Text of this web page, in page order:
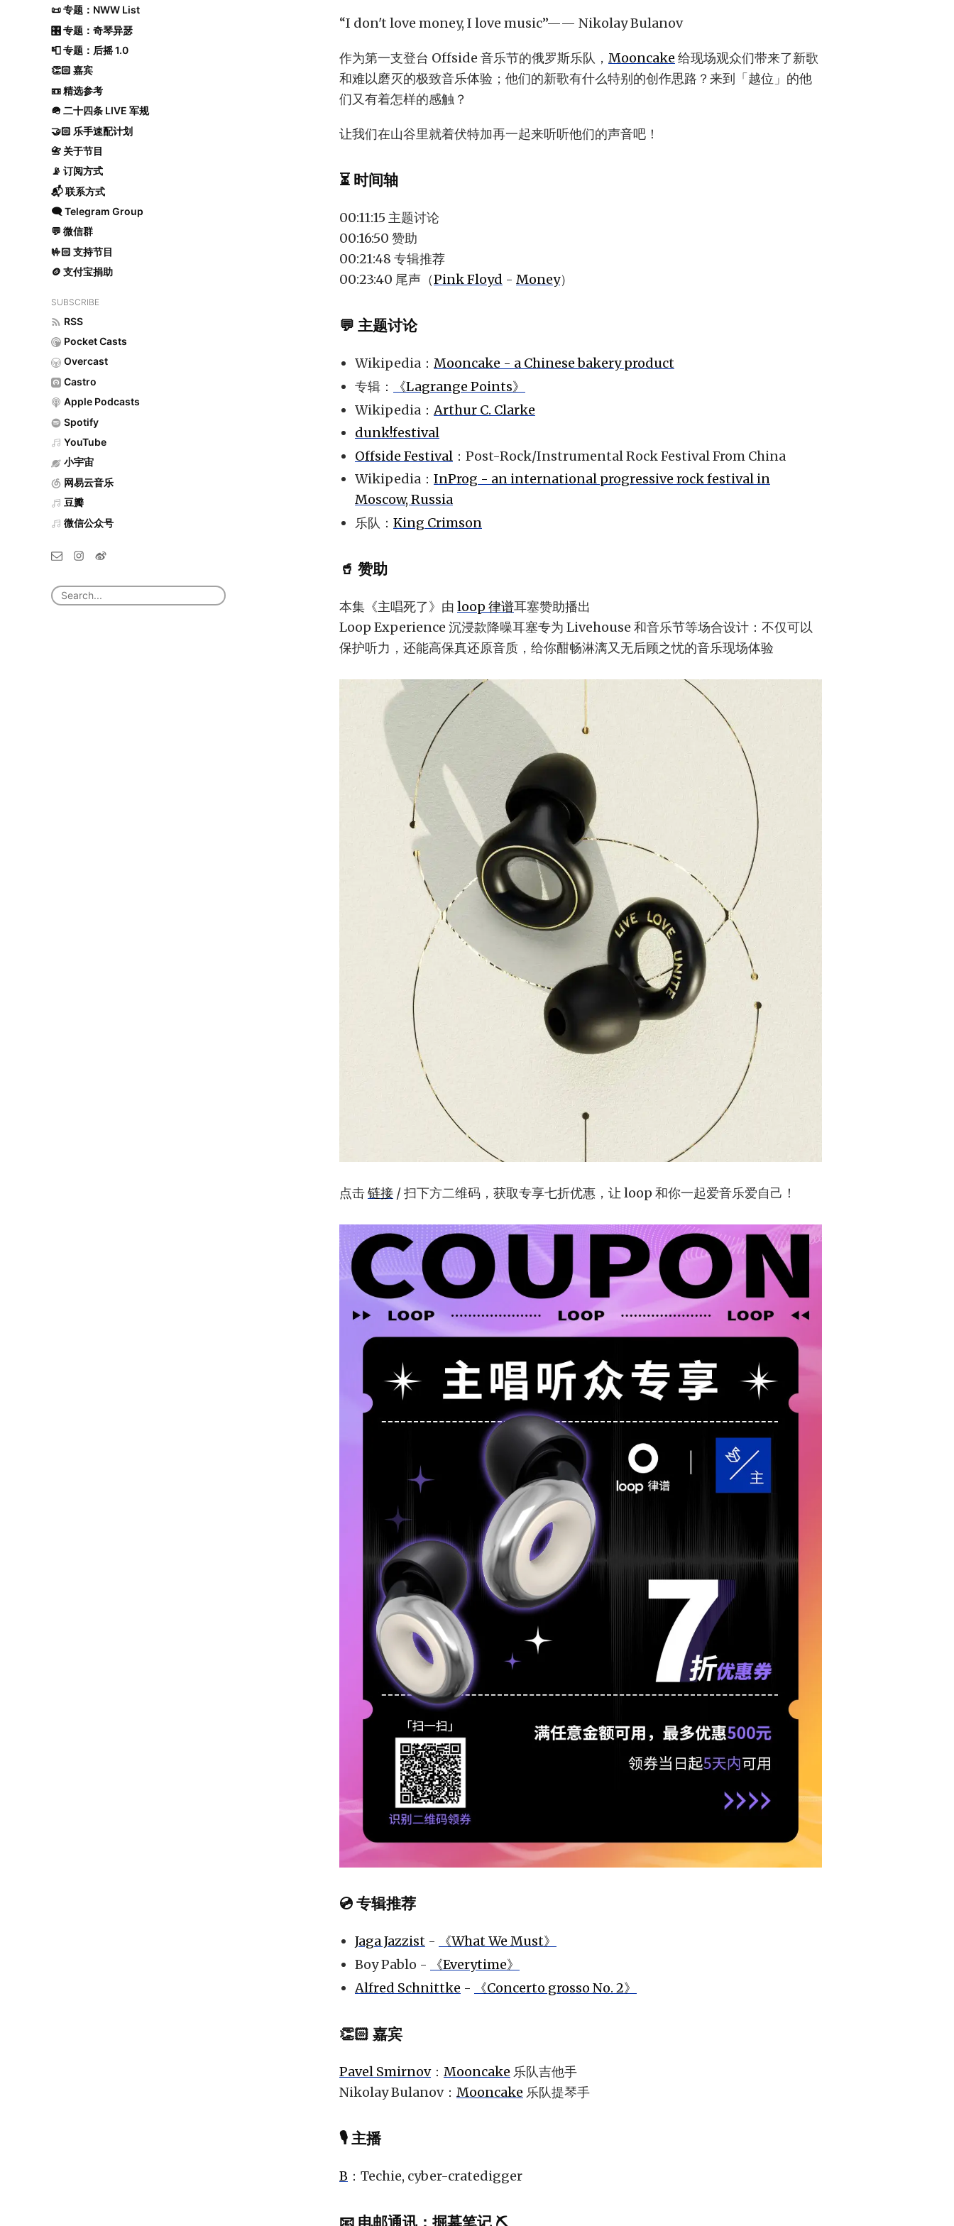
📜 专题：NWW List
🎛️ 专题：奇琴异瑟
📮 专题：后摇 1.0
👏🏻 嘉宾
📼 精选参考
🪖 二十四条 LIVE 军规
🤝🏻 乐手速配计划
📇 关于节目
📡 订阅方式
📬 联系方式
🗨️ Telegram Group
💬 微信群
🤟🏻 支持节目
🪙 支付宝捐助
SUBSCRIBE
RSS
Pocket Casts
Overcast
Castro
Apple Podcasts
Spotify
YouTube
小宇宙
网易云音乐
豆瓣
微信公众号
“I don't love money, I love music”—— Nikolay Bulanov
作为第一支登台 Offside 音乐节的俄罗斯乐队， Mooncake 给现场观众们带来了新歌
和难以磨灭的极致音乐体验；他们的新歌有什么特别的创作思路？来到「越位」的他
们又有着怎样的感触？
让我们在山谷里就着伏特加再一起来听听他们的声音吧！
⏳ 时间轴
00:11:15 主题讨论
00:16:50 赞助
00:21:48 专辑推荐
00:23:40 尾声（Pink Floyd - Money）
💬 主题讨论
Wikipedia： Mooncake - a Chinese bakery product
专辑：
《Lagrange Points》
Wikipedia： Arthur C. Clarke
dunk!festival
Offside Festival ：Post-Rock/Instrumental Rock Festival From China
Wikipedia： InProg - an international progressive rock festival in
Moscow, Russia
乐队： King Crimson
🥤 赞助
本集《主唱死了》由 loop 律谱耳塞赞助播出
Loop Experience 沉浸款降噪耳塞专为 Livehouse 和音乐节等场合设计：不仅可以
保护听力，还能高保真还原音质，给你酣畅淋漓又无后顾之忧的音乐现场体验
点击链接 / 扫下方二维码，获取专享七折优惠，让 loop 和你一起爱音乐爱自己！
💿 专辑推荐
Jaga Jazzist -
《What We Must》
Boy Pablo -
《Everytime》
Alfred Schnittke - 《Concerto grosso No. 2》
👏🏻 嘉宾
Pavel Smirnov： Mooncake 乐队吉他手
Nikolay Bulanov： Mooncake 乐队提琴手
🎙 主播
B ：Techie, cyber-cratedigger
📧 电邮通讯 ： 掘墓笔记 ⛏️